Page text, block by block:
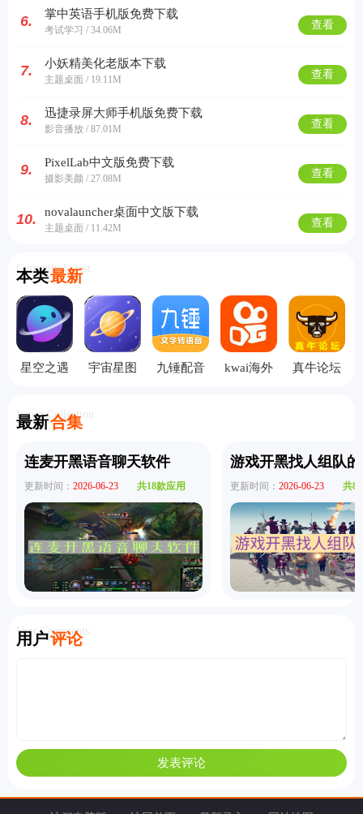
6. 掌中英语手机版免费下载
考试学习 / 34.06M 查看
7. 小妖精美化老版本下载
主题桌面 / 19.11M 查看
8. 迅捷录屏大师手机版免费下载
影音播放 / 87.01M 查看
9. PixelLab中文版免费下载
摄影美颜 / 27.08M 查看
10. novalauncher桌面中文版下载
主题桌面 / 11.42M 查看
本类最新
Currently Latest
星空之遇
宇宙星图
九锤配音
kwai海外
真牛论坛
最新合集
Latest Collection
连麦开黑语音聊天软件
更新时间： 2026-06-23 共18款应用
游戏开黑找人组队
更新时间： 2026-06-23 共8
用户评论
User Comments